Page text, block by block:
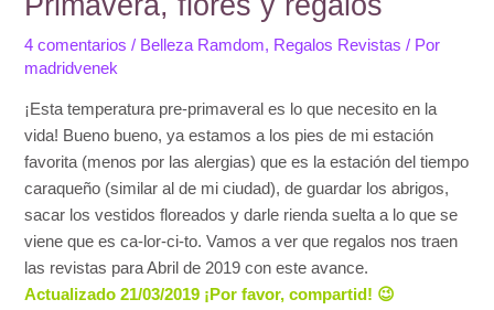
4 comentarios / Belleza Ramdom, Regalos Revistas / Por
madridvenek
¡Esta temperatura pre-primaveral es lo que necesito en la
vida! Bueno bueno, ya estamos a los pies de mi estación
favorita (menos por las alergias) que es la estación del tiempo
caraqueño (similar al de mi ciudad), de guardar los abrigos,
sacar los vestidos floreados y darle rienda suelta a lo que se
viene que es ca-lor-ci-to. Vamos a ver que regalos nos traen
las revistas para Abril de 2019 con este avance.
Actualizado 21/03/2019 ¡Por favor, compartid! 😉